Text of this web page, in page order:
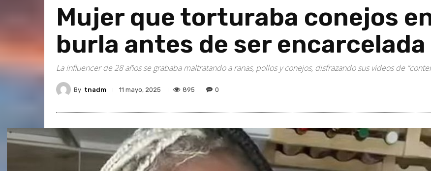
Mujer que torturaba conejos
burla antes de ser encarcelada
La influencer de 28 años se grababa maltratando a ranas, pollos y conejos, disfrazando sus videos de
By tnadm 11 mayo, 2025 895 0